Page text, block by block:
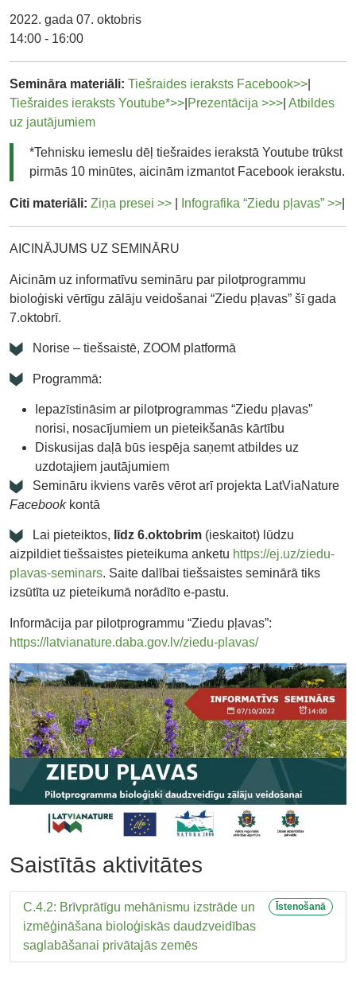
2022. gada 07. oktobris
14:00 - 16:00
Semināra materiāli: Tiešraides ieraksts Facebook>>
Tiešraides ieraksts Youtube*>> Prezentācija >>> Atbildes
uz jautājumiem
*Tehnisku iemeslu dēļ tiešraides ierakstā Youtube trūkst
pirmās 10 minūtes, aicinām izmantot Facebook ierakstu.
Citi materiāli: Ziņa presei >> Infografika “Ziedu pļavas” >>
AICINĀJUMS UZ SEMINĀRU
Aicinām uz informatīvu semināru par pilotprogrammu
bioloģiski vērtīgu zālāju veidošanai “Ziedu pļavas” šī gada
7.oktobrī.
Norise – tiešsaistē, ZOOM platformā
Programmā:
Iepazīstināsim ar pilotprogrammas “Ziedu pļavas”
norisi, nosacījumiem un pieteikšanās kārtību
Diskusijas daļā būs iespēja saņemt atbildes uz
uzdotajiem jautājumiem
Semināru ikviens varēs vērot arī projekta LatViaNature
Facebookkontā
Lai pieteiktos, līdz 6.oktobrim (ieskaitot) lūdzu
aizpildiet tiešsaistes pieteikuma anketu https://ej.uz/ziedu-
plavas-seminars. Saite dalībai tiešsaistes seminārā tiks
izsūtīta uz pieteikumā norādīto e-pastu.
Informācija par pilotprogrammu “Ziedu pļavas”:
https://latvianature.daba.gov.lv/ziedu-plavas/
Saistītās aktivitātes
C.4.2: Brīvprātīgu mehānismu izstrāde un
izmēģināšana bioloģiskās daudzveidības
saglabāšanai privātajās zemēs
Īstenošanā